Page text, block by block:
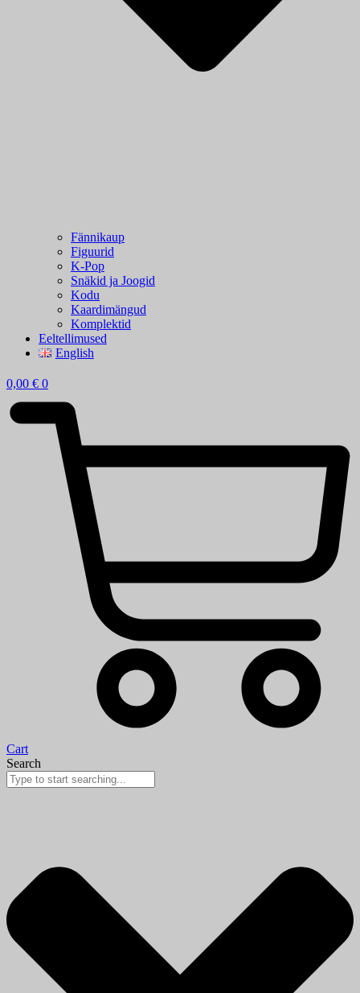
Fännikaup
Figuurid
K-Pop
Snäkid ja Joogid
Kodu
Kaardimängud
Komplektid
Eeltellimused
English
0,00 € 0
Cart
Search